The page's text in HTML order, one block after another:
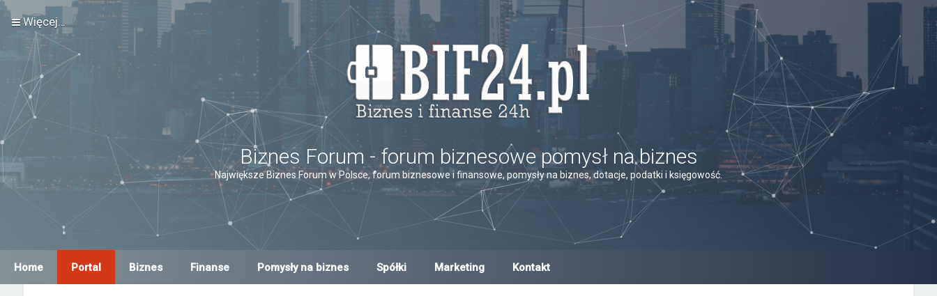
Więcej…
Biznes Forum - forum biznesowe pomysł na biznes
Największe Biznes Forum w Polsce, forum biznesowe i finansowe, pomysły na biznes, dotacje, podatki i księgowość.
Home Portal Biznes Finanse Pomysły na biznes Spółki Marketing Kontakt